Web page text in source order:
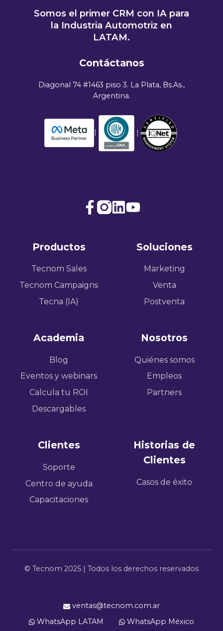
Somos el primer CRM con IA para
la Industria Automotriz en
LATAM.
Contáctanos
Diagonal 74 #1463 piso 3. La Plata, Bs.As.,
Argentina.
| |
JoinBrowse
projects
Productos
Tecnom Sales
Tecnom Campaigns
Tecna (IA)
Soluciones
Marketing
Venta
Postventa
Academia
Blog
Eventos y webinars
Calcula tu ROI
Descargables
Nosotros
Quiénes somos
Empleos
Partners
Clientes
Soporte
Centro de ayuda
Capacitaciones
Historias de
Clientes
Casos de éxito
© Tecnom 2025 | Todos los derechos reservados
ventas@tecnom.com.ar
WhatsApp LATAM
WhatsApp México